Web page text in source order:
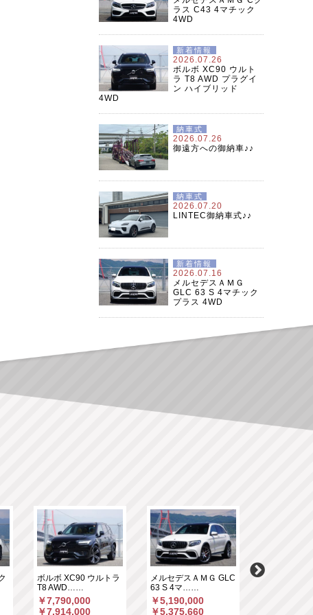
ラス C43 4マチック
4WD
新着情報
2026.07.26
ボルボ XC90 ウルト
ラ T8 AWD プラグイ
ン ハイブリッド
4WD
納車式
2026.07.26
御遠方への御納車♪♪
納車式
2026.07.20
LINTEC御納車式♪♪
新着情報
2026.07.16
メルセデスＡＭＧ
GLC 63 S 4マチック
プラス 4WD
ボルボ XC90 ウルトラ
T8 AWD……
￥7,790,000
￥7,914,000
メルセデスＡＭＧ GLC
63 S 4マ……
￥5,190,000
￥5,375,660